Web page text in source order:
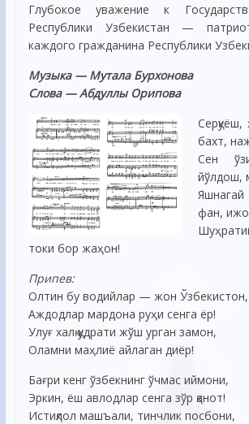
Глубокое уважение к
Республики Узбекистан —
каждого гражданина Республики
Музыка — Мутала Бурхонова
Слова — Абдуллы Орипова
Серқуёш,
бахт,
Сен
йўлдош,
фан,
токи бор жаҳон!
Припев:
Олтин бу водийлар — жон Ўзбекистон,
Аждодлар мардона руҳи сенга ёр!
Улуғ халқ қудрати жўш урган замон,
Оламни маҳлиё айлаган диёр!
Бағри кенг ўзбекнинг ўчмас иймони,
Эркин, ёш авлодлар сенга зўр қанот!
Истиқлол машъали, тинчлик посбони,